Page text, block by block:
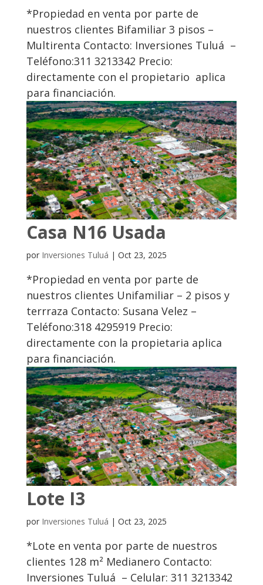
*Propiedad en venta por parte de
nuestros clientes Bifamiliar 3 pisos –
Multirenta Contacto: Inversiones Tuluá –
Teléfono:311 3213342 Precio:
directamente con el propietario aplica
para financiación.
Casa N16 Usada
por Inversiones Tuluá | Oct 23, 2025
*Propiedad en venta por parte de
nuestros clientes Unifamiliar – 2 pisos y
terrraza Contacto: Susana Velez –
Teléfono:318 4295919 Precio:
directamente con la propietaria aplica
para financiación.
Lote I3
por Inversiones Tuluá | Oct 23, 2025
*Lote en venta por parte de nuestros
clientes 128 m² Medianero Contacto:
Inversiones Tuluá – Celular: 311 3213342